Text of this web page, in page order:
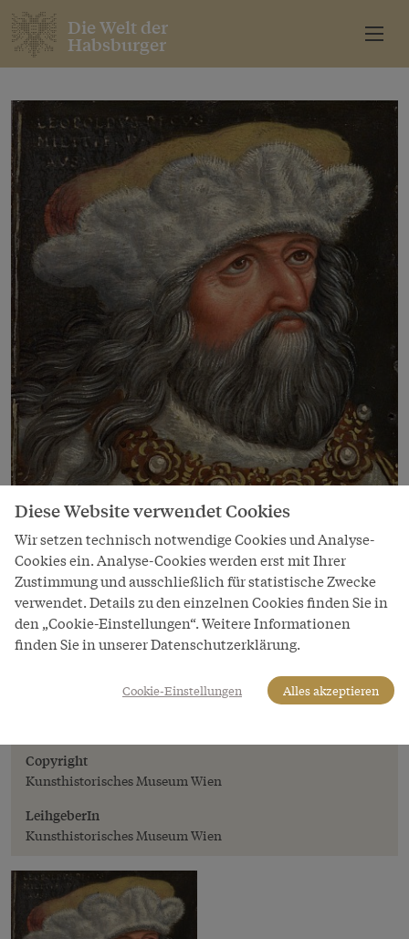
Die Welt der
Habsburger
Bild
Antoni Boys (genannt Anton Waiss):
Leopold I., historisierendes Gemälde,
Antoni Boys (genannt Anton Waiss): Leopold I.,
Copyright
Kunsthistorisches Museum Wien
LeihgeberIn
Kunsthistorisches Museum Wien
Diese Website verwendet Cookies
Wir setzen technisch notwendige Cookies und Analyse-
Cookies ein. Analyse-Cookies werden erst mit Ihrer
Zustimmung und ausschließlich für statistische Zwecke
verwendet. Details zu den einzelnen Cookies finden Sie in
den „Cookie-Einstellungen“. Weitere Informationen
finden Sie in unserer Datenschutzerklärung.
Cookie-Einstellungen Alles akzeptieren